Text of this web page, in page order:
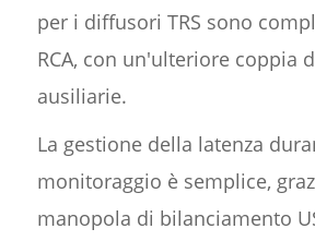
per i diffusori TRS sono
RCA, con un'ulteriore coppia
ausiliarie.
La gestione della latenza
monitoraggio è semplice,
manopola di bilanciamento